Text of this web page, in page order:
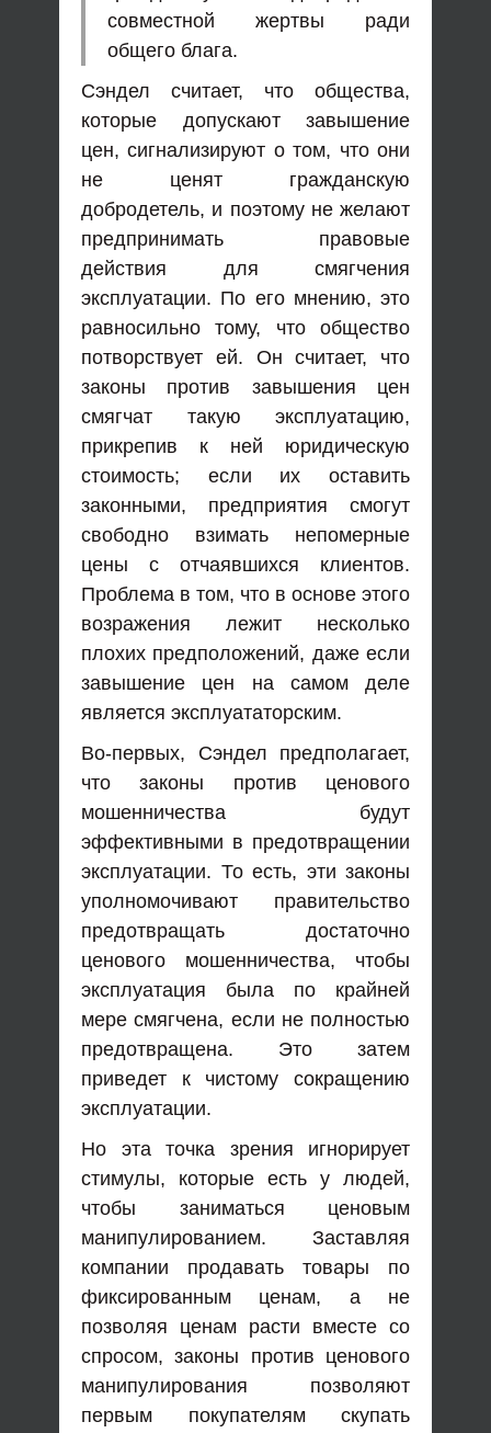
совместной жертвы ради
общего блага.
Сэндел считает, что общества,
которые допускают завышение
цен, сигнализируют о том, что они
не ценят гражданскую
добродетель, и поэтому не желают
предпринимать правовые
действия для смягчения
эксплуатации. По его мнению, это
равносильно тому, что общество
потворствует ей. Он считает, что
законы против завышения цен
смягчат такую ​​эксплуатацию,
прикрепив к ней юридическую
стоимость; если их оставить
законными, предприятия смогут
свободно взимать непомерные
цены с отчаявшихся клиентов.
Проблема в том, что в основе этого
возражения лежит несколько
плохих предположений, даже если
завышение цен на самом деле
является эксплуататорским.
Во-первых, Сэндел предполагает,
что законы против ценового
мошенничества будут
эффективными в предотвращении
эксплуатации. То есть, эти законы
уполномочивают правительство
предотвращать достаточно
ценового мошенничества, чтобы
эксплуатация была по крайней
мере смягчена, если не полностью
предотвращена. Это затем
приведет к чистому сокращению
эксплуатации.
Но эта точка зрения игнорирует
стимулы, которые есть у людей,
чтобы заниматься ценовым
манипулированием. Заставляя
компании продавать товары по
фиксированным ценам, а не
позволяя ценам расти вместе со
спросом, законы против ценового
манипулирования позволяют
первым покупателям скупать